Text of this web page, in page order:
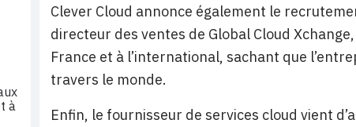
Clever Cloud annonce également le
directeur des ventes de Global Cloud
France et à l’international, sachant que
travers le monde.
Enfin, le fournisseur de services cloud vient
à